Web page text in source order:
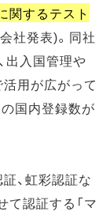
関するテスト
社発表)。同社
出入国管理や
用が広がって
国内登録数が
、虹彩認証な
認証する「マ